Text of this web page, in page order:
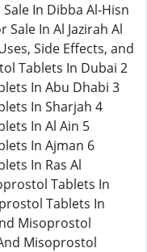
In Dibba Al-Hisn
Sale In Al Jazirah Al
Side Effects, and
Tablets In Dubai 2
In Abu Dhabi 3
In Sharjah 4
In Al Ain 5
In Ajman 6
In Ras Al
Tablets In
Tablets In
Misoprostol
Misoprostol